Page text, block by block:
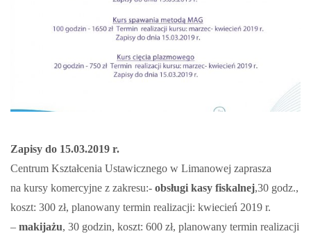
Zapisy do 15.03.2019 r.
Centrum Kształcenia Ustawicznego w Limanowej zaprasza
na kursy komercyjne z zakresu:- obsługi kasy fiskalnej,30 godz.,
koszt: 300 zł, planowany termin realizacji: kwiecień 2019 r.
– makijażu, 30 godzin, koszt: 600 zł, planowany termin realizacji